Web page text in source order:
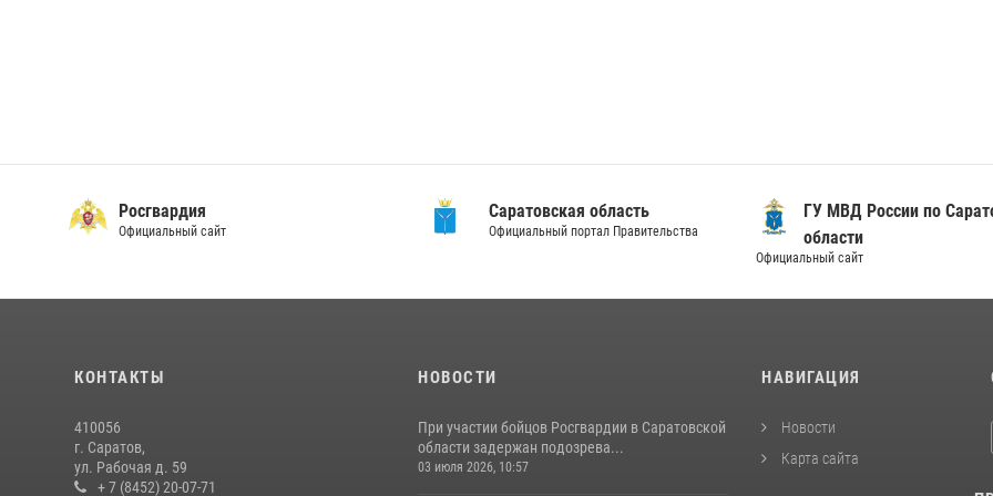
Росгвардия
Официальный сайт
Саратовская область
Официальный портал Правительства
ГУ МВД России по
области
Официальный сайт
КОНТАКТЫ
410056
г. Саратов,
ул. Рабочая д. 59
+ 7 (8452) 20-07-71
НОВОСТИ
При участии бойцов Росгвардии в Саратовской
области задержан подозрева...
03 июля 2026, 10:57
НАВИГАЦИЯ
Новости
Карта сайта